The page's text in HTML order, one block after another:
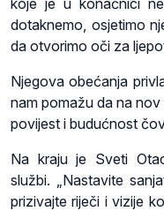
dotaknemo, osjetimo
da otvorimo oči za
Njegova obećanja
nam pomažu da na
povijest i budućnost
Na kraju je Sveti
službi. „Nastavite
prizivajte riječi i vizije